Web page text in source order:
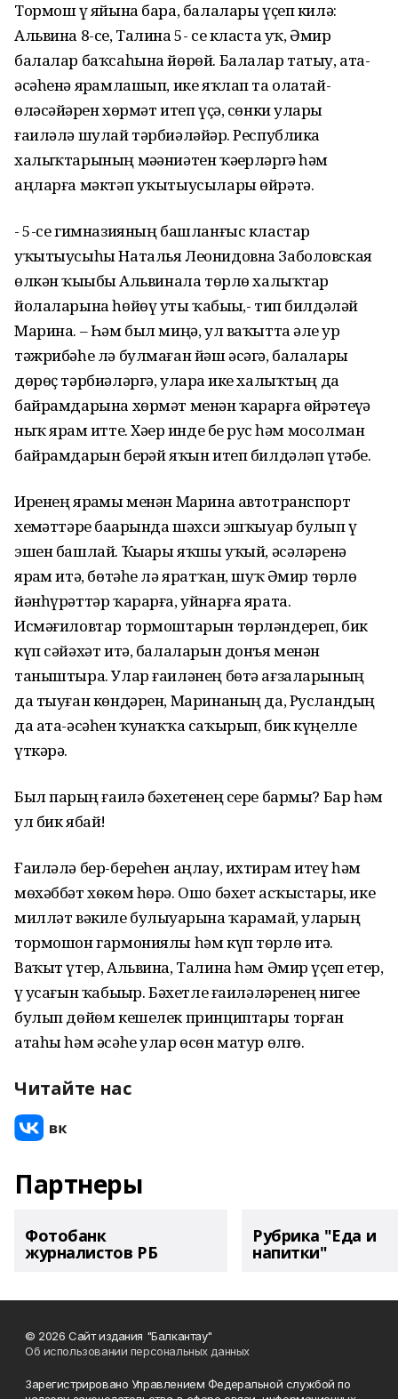
Тормош үҙ яйына бара, балалары үҫеп килә:
Альвина 8-се, Талина 5- се класта уҡ, Әмир
балалар баҡсаһына йөрөй. Балалар татыу, ата-
әсәһенә ярҙамлашып, ике яҡлап та олатай-
өләсәйҙәрен хөрмәт итеп үҫә, сөнки уларҙы
ғаиләлә шулай тәрбиәләйҙәр. Республика
халыҡтарының мәҙәниәтен ҡәҙерләргә һәм
аңларға мәктәп уҡытыусылары өйрәтә.
- 5-се гимназияның башланғыс кластар
уҡытыусыһы Наталья Леонидовна Заболовская
өлкән ҡыҙыбыҙ Альвинала төрлө халыҡтар
йолаларына һөйөү уты ҡабыҙҙы,- тип билдәләй
Марина. – Һәм был миңә, ул ваҡытта әле ҙур
тәжрибәһе лә булмаған йәш әсәгә, балаларҙы
дөрөҫ тәрбиәләргә, уларҙа ике халыҡтың да
байрамдарына хөрмәт менән ҡарарға өйрәтеүҙә
ныҡ ярҙам итте. Хәҙер инде беҙ рус һәм мосолман
байрамдарын берҙәй яҡын итеп билдәләп үтәбеҙ.
Иренең ярҙамы менән Марина автотранспорт
хеҙмәттәре баҙарында шәхси эшҡыуар булып үҙ
эшен башлай. Ҡыҙҙары яҡшы уҡый, әсәләренә
ярҙам итә, бөтәһе лә яратҡан, шуҡ Әмир төрлө
йәнһүрәттәр ҡарарға, уйнарға ярата.
Исмәғиловтар тормоштарын төрләндереп, бик
күп сәйәхәт итә, балаларын донъя менән
таныштыра. Улар ғаиләнең бөтә ағзаларының
да тыуған көндәрен, Маринаның да, Русландың
да ата-әсәһен ҡунаҡҡа саҡырып, бик күңелле
үткәрә.
Был парҙың ғаилә бәхетенең сере бармы? Бар һәм
ул бик ябай!
Ғаиләлә бер-береһен аңлау, ихтирам итеү һәм
мөхәббәт хөкөм һөрә. Ошо бәхет асҡыстары, ике
милләт вәкиле булыуҙарына ҡарамай, уларҙың
тормошон гармониялы һәм күп төрлө итә.
Ваҡыт үтер, Альвина, Талина һәм Әмир үҫеп етер,
үҙ усағын ҡабыҙыр. Бәхетле ғаиләләренең нигеҙе
булып дөйөм кешелек принциптары торған
атаһы һәм әсәһе улар өсөн матур өлгө.
Читайте нас
Партнеры
Фотобанк
журналистов РБ
Рубрика "Еда и
напитки"
© 2026 Сайт издания "Балкантау"
Об использовании персональных данных
Зарегистрировано Управлением Федеральной службой по